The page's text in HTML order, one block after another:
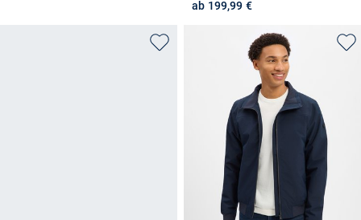
ab 199,99 €